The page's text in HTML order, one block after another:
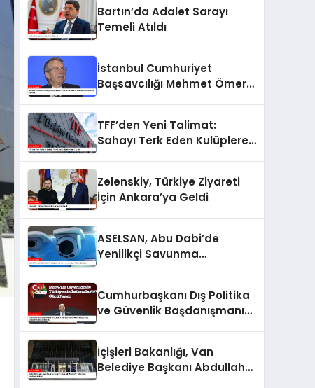
Bartın’da Adalet Sarayı
Temeli Atıldı
İstanbul Cumhuriyet
Başsavcılığı Mehmet Ömer
TFF’den Yeni Talimat:
Sahayı Terk Eden Kulüplere
Zelenskiy, Türkiye Ziyareti
İçin Ankara’ya Geldi
ASELSAN, Abu Dabi’de
Yenilikçi Savunma
Cumhurbaşkanı Dış Politika
ve Güvenlik Başdanışmanı
İçişleri Bakanlığı, Van
Belediye Başkanı Abdullah